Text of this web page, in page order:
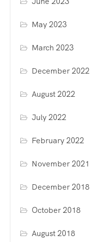
May 2023
March 2023
December 2022
August 2022
July 2022
February 2022
November 2021
December 2018
October 2018
August 2018